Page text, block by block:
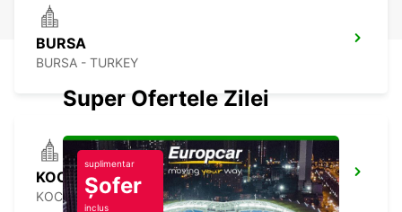
BURSA
BURSA - TURKEY
KOCAELI IZMIT
KOCAELI - TURKEY
Super Ofertele Zilei
suplimentar
Șofer
inclus